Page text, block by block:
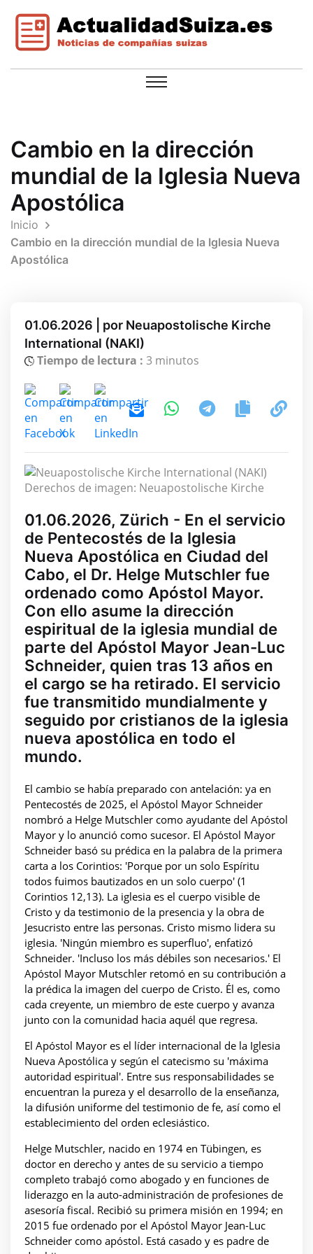
Cambio en la dirección
mundial de la Iglesia Nueva
Apostólica
Inicio
Cambio en la dirección mundial de la Iglesia Nueva
Apostólica
01.06.2026 | por Neuapostolische Kirche
International (NAKI)
Tiempo de lectura : 3 minutos
Derechos de imagen: Neuapostolische Kirche
01.06.2026, Zürich - En el servicio
de Pentecostés de la Iglesia
Nueva Apostólica en Ciudad del
Cabo, el Dr. Helge Mutschler fue
ordenado como Apóstol Mayor.
Con ello asume la dirección
espiritual de la iglesia mundial de
parte del Apóstol Mayor Jean-Luc
Schneider, quien tras 13 años en
el cargo se ha retirado. El servicio
fue transmitido mundialmente y
seguido por cristianos de la iglesia
nueva apostólica en todo el
mundo.
El cambio se había preparado con antelación: ya en
Pentecostés de 2025, el Apóstol Mayor Schneider
nombró a Helge Mutschler como ayudante del Apóstol
Mayor y lo anunció como sucesor. El Apóstol Mayor
Schneider basó su prédica en la palabra de la primera
carta a los Corintios: 'Porque por un solo Espíritu
todos fuimos bautizados en un solo cuerpo' (1
Corintios 12,13). La iglesia es el cuerpo visible de
Cristo y da testimonio de la presencia y la obra de
Jesucristo entre las personas. Cristo mismo lidera su
iglesia. 'Ningún miembro es superfluo', enfatizó
Schneider. 'Incluso los más débiles son necesarios.' El
Apóstol Mayor Mutschler retomó en su contribución a
la prédica la imagen del cuerpo de Cristo. Él es, como
cada creyente, un miembro de este cuerpo y avanza
junto con la comunidad hacia aquél que regresa.
El Apóstol Mayor es el líder internacional de la Iglesia
Nueva Apostólica y según el catecismo su 'máxima
autoridad espiritual'. Entre sus responsabilidades se
encuentran la pureza y el desarrollo de la enseñanza,
la difusión uniforme del testimonio de fe, así como el
establecimiento del orden eclesiástico.
Helge Mutschler, nacido en 1974 en Tübingen, es
doctor en derecho y antes de su servicio a tiempo
completo trabajó como abogado y en funciones de
liderazgo en la auto-administración de profesiones de
asesoría fiscal. Recibió su primera misión en 1994; en
2015 fue ordenado por el Apóstol Mayor Jean-Luc
Schneider como apóstol. Está casado y es padre de